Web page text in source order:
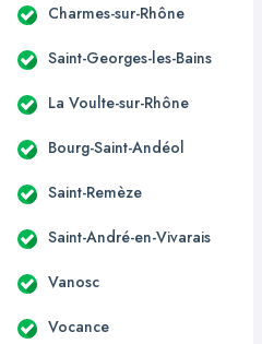
Charmes-sur-Rhône
Saint-Georges-les-Bains
La Voulte-sur-Rhône
Bourg-Saint-Andéol
Saint-Remèze
Saint-André-en-Vivarais
Vanosc
Vocance